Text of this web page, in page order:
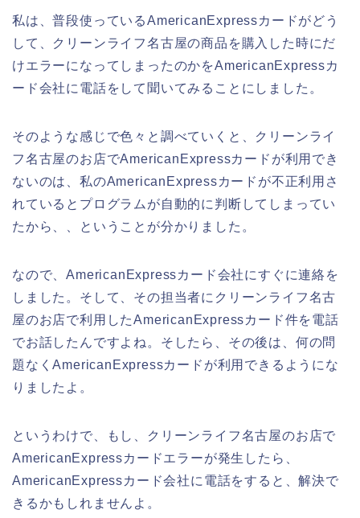
私は、普段使っているAmericanExpressカードがどう
して、クリーンライフ名古屋の商品を購入した時にだ
けエラーになってしまったのかをAmericanExpressカ
ード会社に電話をして聞いてみることにしました。
そのような感じで色々と調べていくと、クリーンライ
フ名古屋のお店でAmericanExpressカードが利用でき
ないのは、私のAmericanExpressカードが不正利用さ
れているとプログラムが自動的に判断してしまってい
たから、、ということが分かりました。
なので、AmericanExpressカード会社にすぐに連絡を
しました。そして、その担当者にクリーンライフ名古
屋のお店で利用したAmericanExpressカード件を電話
でお話したんですよね。そしたら、その後は、何の問
題なくAmericanExpressカードが利用できるようにな
りましたよ。
というわけで、もし、クリーンライフ名古屋のお店で
AmericanExpressカードエラーが発生したら、
AmericanExpressカード会社に電話をすると、解決で
きるかもしれませんよ。